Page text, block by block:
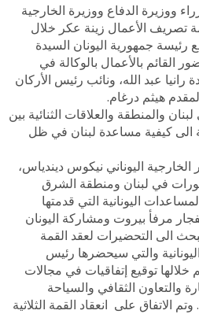
ووزيرة الدفاع ووزيرة الخارجية
تصريف الأعمال زينة عكر خلال
رئيسة جمهورية اليونان السيدة
القائم بالأعمال بالوكالة في
رانيا عبد الله، ونائب رئيس الأركان
هيثم درغام.
والمنطقة والعلاقات الثنائية بين
الى كيفية مساعدة لبنان في ظل
اليوناني نيكوس ديندياس،
في لبنان ومنطقة الشرق
اليونانية التي قدمتها
مرفأ بيروت ومشاركة اليونان
الى التحضيرات لعقد القمة
اليونانية والتي سيحضرها رئيس
توقيع إتفاقيات في مجالات
والتعاون الثقافي والسياحة
الاتفاق على انعقاد القمة الثلاثية